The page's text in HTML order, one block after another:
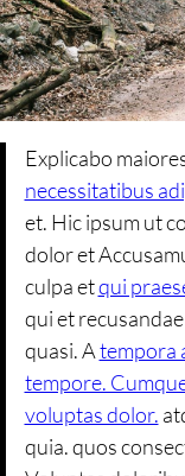
Explicabo
necessitatibus
et. Hic ipsum ut
dolor et
culpa etqui
qui et
quasi. Atempora
tempore.
voluptas dolor.
quia. quos